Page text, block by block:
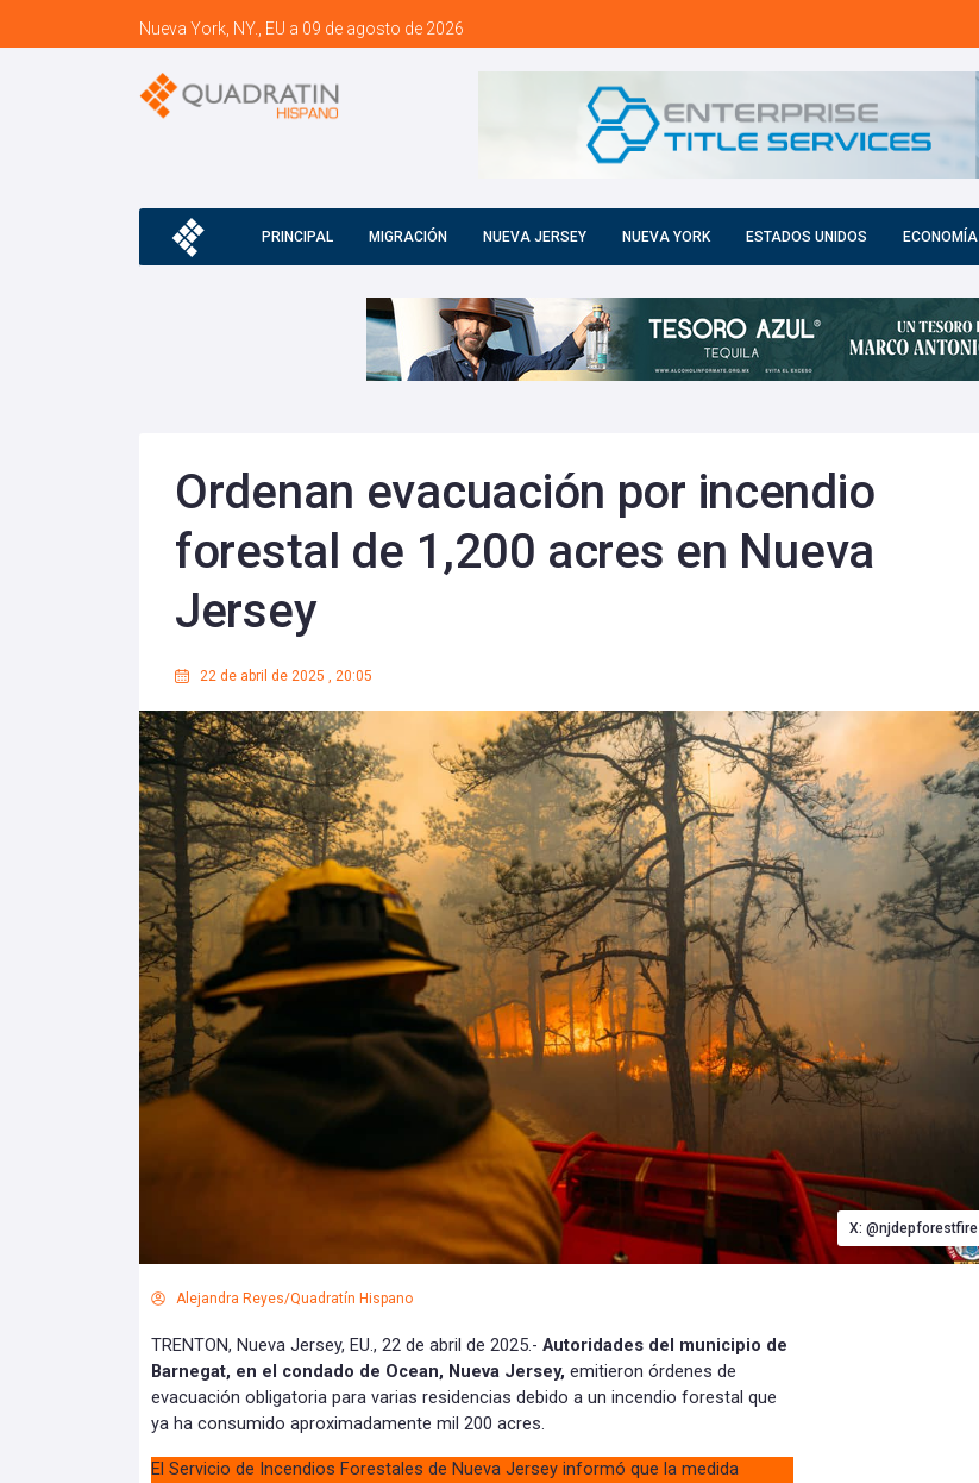
Nueva York, NY., EU a 09 de agosto de 2026
PRINCIPAL MIGRACIÓN NUEVA JERSEY NUEVA YORK ESTADOS UNIDOS ECONOMÍA
Ordenan evacuación por incendio
forestal de 1,200 acres en Nueva
Jersey
22 de abril de 2025 , 20:05
X: @njdepforestfire
Alejandra Reyes/Quadratín Hispano
TRENTON, Nueva Jersey, EU., 22 de abril de 2025.- Autoridades del municipio de
Barnegat, en el condado de Ocean, Nueva Jersey, emitieron órdenes de
evacuación obligatoria para varias residencias debido a un incendio forestal que
ya ha consumido aproximadamente mil 200 acres.
El Servicio de Incendios Forestales de Nueva Jersey informó que la medida